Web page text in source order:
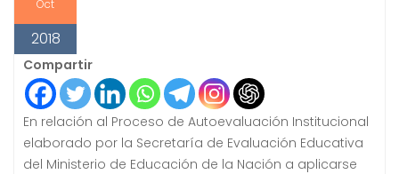
Oct
2018
Compartir
En relación al Proceso de Autoevaluación Institucional
elaborado por la Secretaría de Evaluación Educativa
del Ministerio de Educación de la Nación a aplicarse